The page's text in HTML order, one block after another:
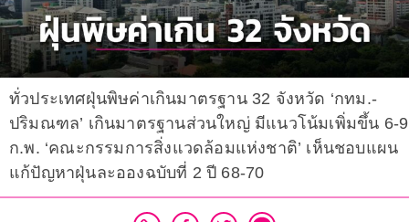
ทั่วประเทศฝุ่นพิษค่าเกินมาตรฐาน 32 จังหวัด ‘กทม.-
ปริมณฑล’ เกินมาตรฐานส่วนใหญ่ มีแนวโน้มเพิ่มขึ้น 6-9
ก.พ. ‘คณะกรรมการสิ่งแวดล้อมแห่งชาติ’ เห็นชอบแผน
แก้ปัญหาฝุ่นละอองฉบับที่ 2 ปี 68-70